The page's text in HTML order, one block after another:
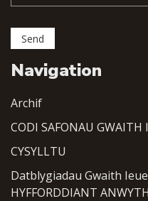
Navigation
Archif
CODI SAFONAU GWAITH
CYSYLLTU
Datblygiadau Gwaith
HYFFORDDIANT